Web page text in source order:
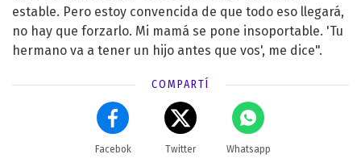
estable. Pero estoy convencida de que todo eso llegará,
no hay que forzarlo. Mi mamá se pone insoportable. 'Tu
hermano va a tener un hijo antes que vos', me dice".
COMPARTÍ
Facebok Twitter Whatsapp